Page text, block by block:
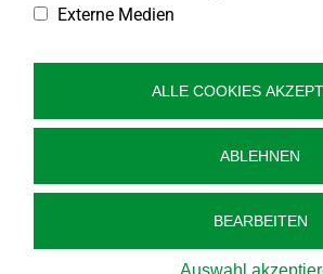
Veröffentlichung
Kontakt
Datenschutz
Sitemap
Externe Medien
ALLE COOKIES
ABLEHNEN
BEARBEITEN
Auswahl